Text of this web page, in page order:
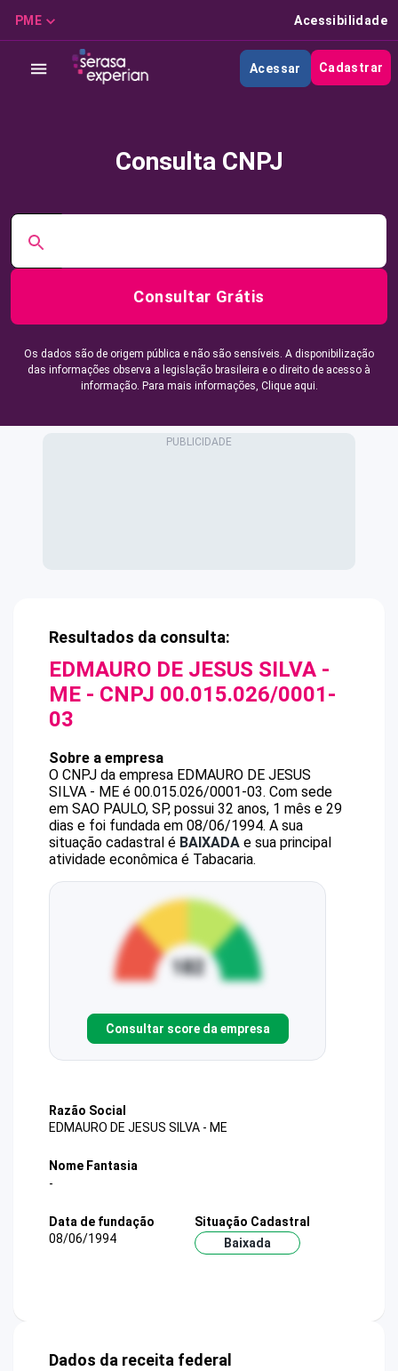
PME Acessibilidade
Acessar Cadastrar
Consulta CNPJ
Consultar Grátis
Os dados são de origem pública e não são sensíveis. A disponibilização
das informações observa a legislação brasileira e o direito de acesso à
informação. Para mais informações, Clique aqui.
Resultados da consulta:
EDMAURO DE JESUS SILVA -
ME - CNPJ 00.015.026/0001-
03
Sobre a empresa
O CNPJ da empresa EDMAURO DE JESUS
SILVA - ME é 00.015.026/0001-03. Com sede
em SAO PAULO, SP, possui 32 anos, 1 mês e 29
dias e foi fundada em 08/06/1994. A sua
situação cadastral é BAIXADA e sua principal
atividade econômica é Tabacaria.
Consultar score da empresa
Razão Social
EDMAURO DE JESUS SILVA - ME
Nome Fantasia
-
Data de fundação
08/06/1994
Situação Cadastral
Baixada
Dados da receita federal